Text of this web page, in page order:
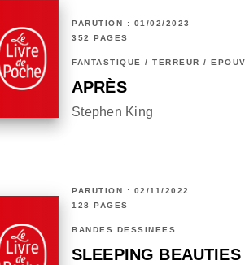
PARUTION : 01/02/2023
352 PAGES
FANTASTIQUE / TERREUR /
APRÈS
Stephen King
PARUTION : 02/11/2022
128 PAGES
BANDES DESSINÉES
SLEEPING BEAUTIES